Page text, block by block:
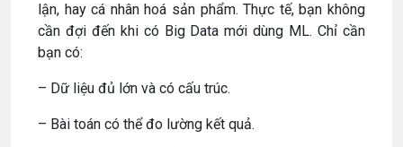
lận, hay cá nhân hoá sản phẩm. Thực tế, bạn không
cần đợi đến khi có Big Data mới dùng ML. Chỉ cần
bạn có:
– Dữ liệu đủ lớn và có cấu trúc.
– Bài toán có thể đo lường kết quả.